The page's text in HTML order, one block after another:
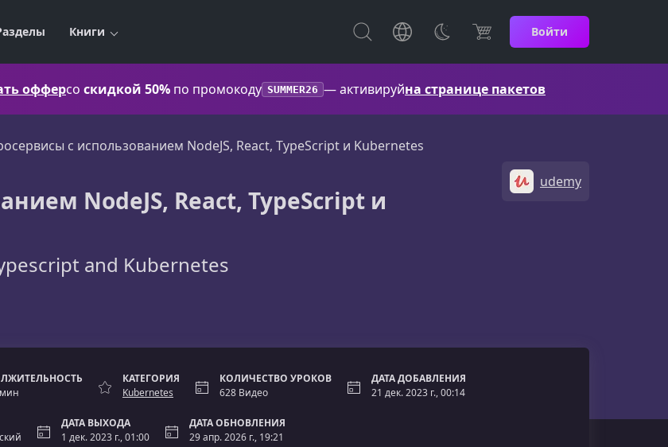
Книги Войти
офферсо скидкой 50% по промокоду SUMMER26 — активируйна странице пакетов
с использованием NodeJS, React, TypeScript и Kubernetes
NodeJS, React, TypeScript и
and Kubernetes
udemy
КАТЕГОРИЯ
Kubernetes
КОЛИЧЕСТВО УРОКОВ
628 Видео
ДАТА ДОБАВЛЕНИЯ
21 дек. 2023 г., 00:14
ДАТА ВЫХОДА
1 дек. 2023 г., 01:00
ДАТА ОБНОВЛЕНИЯ
29 апр. 2026 г., 19:21